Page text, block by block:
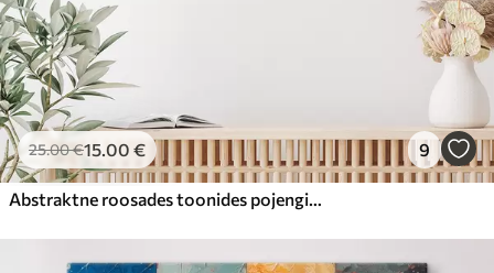
25.00€15.00 € 9
Abstraktne roosades toonides pojengide kimp